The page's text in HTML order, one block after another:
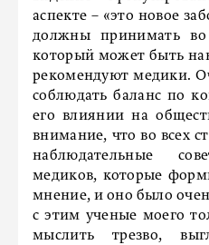
аспекте – «это новое
должны принимать во
который может быть
рекомендуют медики.
соблюдать баланс по
его влиянии на
внимание, что во всех
наблюдательные
медиков, которые
мнение, и оно было
с этим ученые моего
мыслить трезво,